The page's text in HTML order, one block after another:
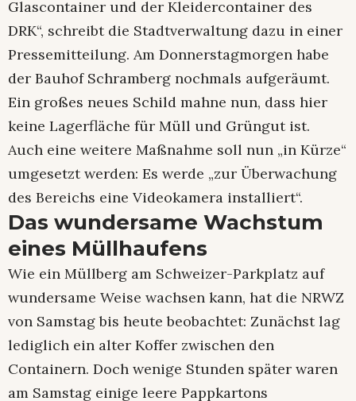
Glascontainer und der Kleidercontainer des
DRK“, schreibt die Stadtverwaltung dazu in einer
Pressemitteilung. Am Donnerstagmorgen habe
der Bauhof Schramberg nochmals aufgeräumt.
Ein großes neues Schild mahne nun, dass hier
keine Lagerfläche für Müll und Grüngut ist.
Auch eine weitere Maßnahme soll nun „in Kürze“
umgesetzt werden: Es werde „zur Überwachung
des Bereichs eine Videokamera installiert“.
Das wundersame Wachstum
eines Müllhaufens
Wie ein Müllberg am Schweizer-Parkplatz auf
wundersame Weise wachsen kann, hat die NRWZ
von Samstag bis heute beobachtet: Zunächst lag
lediglich ein alter Koffer zwischen den
Containern. Doch wenige Stunden später waren
am Samstag einige leere Pappkartons